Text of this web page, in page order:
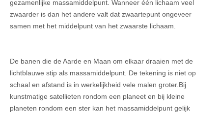
gezamenlijke massamiddelpunt. Wanneer één lichaam veel
zwaarder is dan het andere valt dat zwaartepunt ongeveer
samen met het middelpunt van het zwaarste lichaam.
De banen die de Aarde en Maan om elkaar draaien met de
lichtblauwe stip als massamiddelpunt. De tekening is niet op
schaal en afstand is in werkelijkheid vele malen groter.Bij
kunstmatige satellieten rondom een planeet en bij kleine
planeten rondom een ster kan het massamiddelpunt gelijk